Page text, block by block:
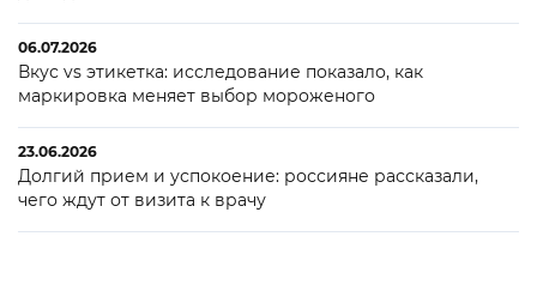
06.07.2026
Вкус vs этикетка: исследование показало, как
маркировка меняет выбор мороженого
23.06.2026
Долгий прием и успокоение: россияне рассказали,
чего ждут от визита к врачу